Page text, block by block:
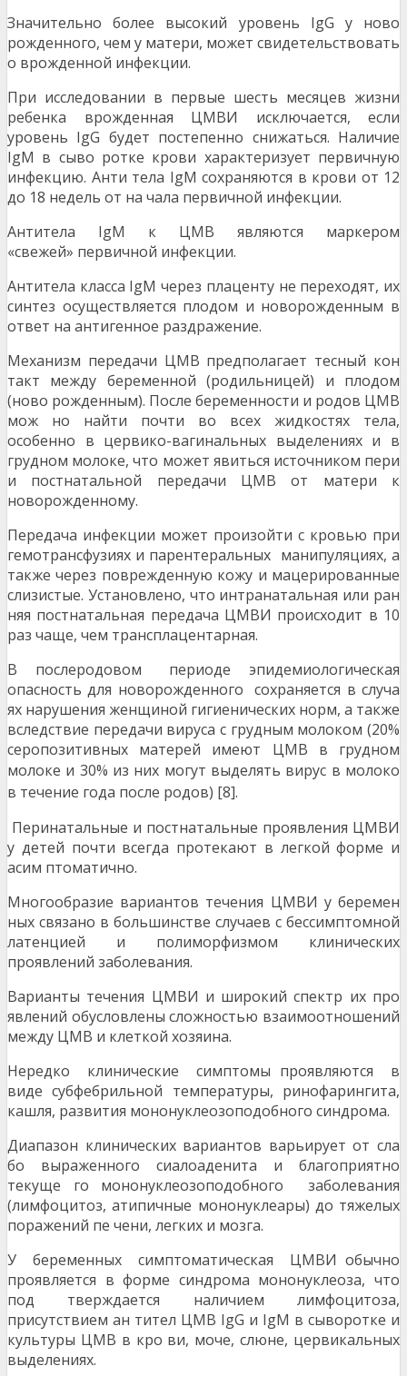
Значительно более высокий уровень IgG у ново
рожденного, чем у матери, может свидетельствовать
о врожденной инфекции.
При исследовании в первые шесть месяцев жизни
ребенка врожденная ЦМВИ исключается, если
уровень IgG будет постепенно снижаться. Наличие
IgМ в сыво ротке крови характеризует первичную
инфекцию. Анти тела IgМ сохраняются в крови от 12
до 18 недель от на чала первичной инфекции.
Антитела IgM к ЦМВ являются маркером
«свежей» первичной инфекции.
Антитела класса IgM через плаценту не переходят, их
синтез осуществляется плодом и новорожденным в
ответ на антигенное раздражение.
Механизм передачи ЦМВ предполагает тесный кон
такт между беременной (родильницей) и плодом
(ново рожденным). После беременности и родов ЦМВ
мож но найти почти во всех жидкостях тела,
особенно в цервико-вагинальных выделениях и в
грудном молоке, что может явиться источником пери
и постнатальной передачи ЦМВ от матери к
новорожденному.
Передача инфекции может произойти с кровью при
гемотрансфузиях и парентеральных манипуляциях, а
также через поврежденную кожу и мацерированные
слизистые. Установлено, что интранатальная или ран
няя постнатальная передача ЦМВИ происходит в 10
раз чаще, чем трансплацентарная.
В послеродовом периоде эпидемиологическая
опасность для новорожденного сохраняется в случа
ях нарушения женщиной гигиенических норм, а также
вследствие передачи вируса с грудным молоком (20%
серопозитивных матерей имеют ЦМВ в грудном
молоке и 30% из них могут выделять вирус в молоко
в течение года после родов) [8].
Перинатальные и постнатальные проявления ЦМВИ
у детей почти всегда протекают в легкой форме и
асим птоматично.
Многообразие вариантов течения ЦМВИ у беремен
ных связано в большинстве случаев с бессимптомной
латенцией и полиморфизмом клинических
проявлений заболевания.
Варианты течения ЦМВИ и широкий спектр их про
явлений обусловлены сложностью взаимоотношений
между ЦМВ и клеткой хозяина.
Нередко клинические симптомы проявляются в
виде субфебрильной температуры, ринофарингита,
кашля, развития мононуклеозоподобного синдрома.
Диапазон клинических вариантов варьирует от сла
бо выраженного сиалоаденита и благоприятно
текуще го мононуклеозоподобного заболевания
(лимфоцитоз, атипичные мононуклеары) до тяжелых
поражений пе чени, легких и мозга.
У беременных симптоматическая ЦМВИ обычно
проявляется в форме синдрома мононуклеоза, что
под тверждается наличием лимфоцитоза,
присутствием ан тител ЦМВ IgG и IgM в сыворотке и
культуры ЦМВ в кро ви, моче, слюне, цервикальных
выделениях.